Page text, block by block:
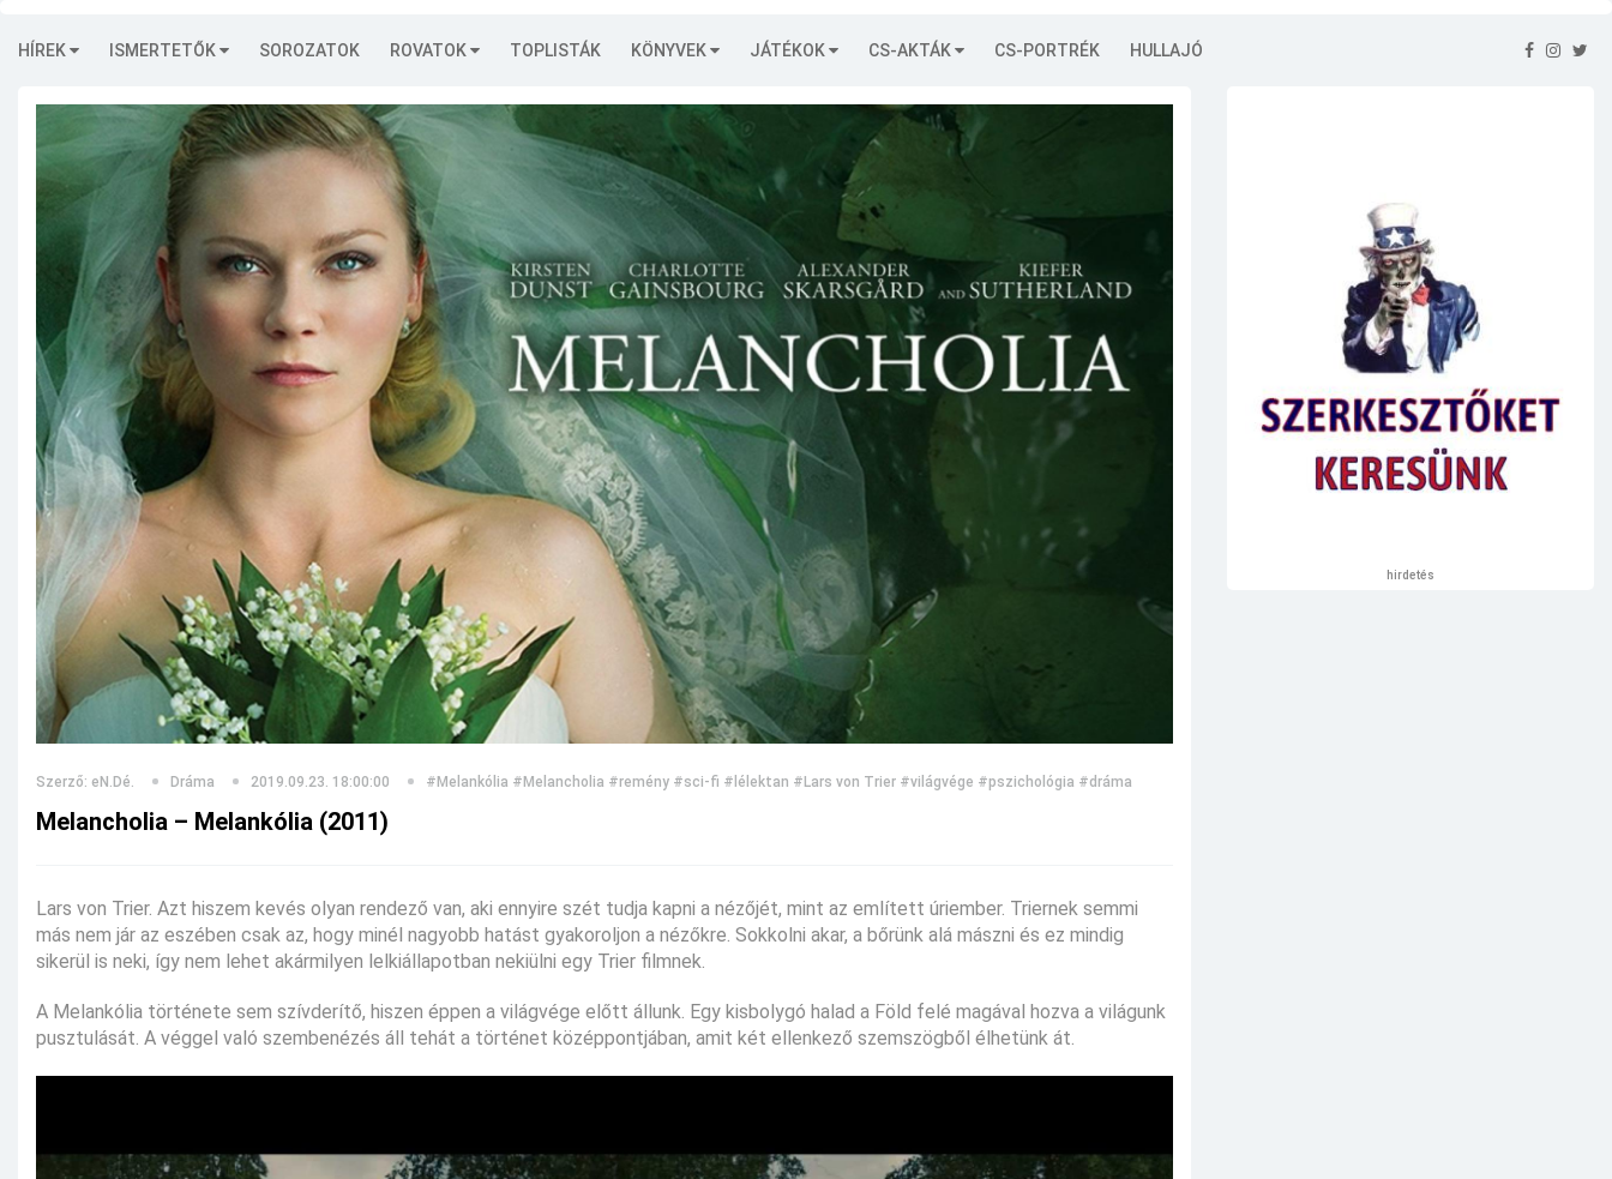
HÍREK ISMERTETŐK SOROZATOK ROVATOK TOPLISTÁK KÖNYVEK JÁTÉKOK CS-AKTÁK CS-PORTRÉK HULLAJÓ
Szerző: eN.Dé. Dráma 2019.09.23. 18:00:00 #Melankólia #Melancholia #remény #sci-fi #lélektan #Lars von Trier #világvége #pszichológia #dráma
Melancholia – Melankólia (2011)
Lars von Trier. Azt hiszem kevés olyan rendező van, aki ennyire szét tudja kapni a nézőjét, mint az említett úriember. Triernek semmi
más nem jár az eszében csak az, hogy minél nagyobb hatást gyakoroljon a nézőkre. Sokkolni akar, a bőrünk alá mászni és ez mindig
sikerül is neki, így nem lehet akármilyen lelkiállapotban nekiülni egy Trier filmnek.
A Melankólia története sem szívderítő, hiszen éppen a világvége előtt állunk. Egy kisbolygó halad a Föld felé magával hozva a világunk
pusztulását. A véggel való szembenézés áll tehát a történet középpontjában, amit két ellenkező szemszögből élhetünk át.
hirdetés